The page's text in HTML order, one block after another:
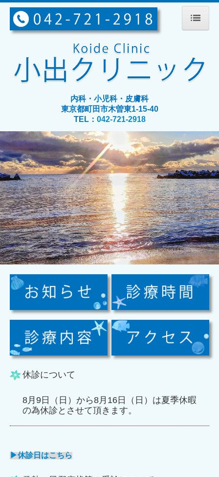
診療内容
院長紹介
内科・小児科・皮膚科
東京都町田市木曽東1-15-40
TEL： 042-721-2918
休診について
8月9日（日）から8月16日（日）は夏季休暇
の為休診とさせて頂きます。
▶休診日 はこちら